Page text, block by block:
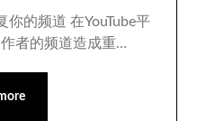
你的频道 在YouTube平
者的频道造成重…